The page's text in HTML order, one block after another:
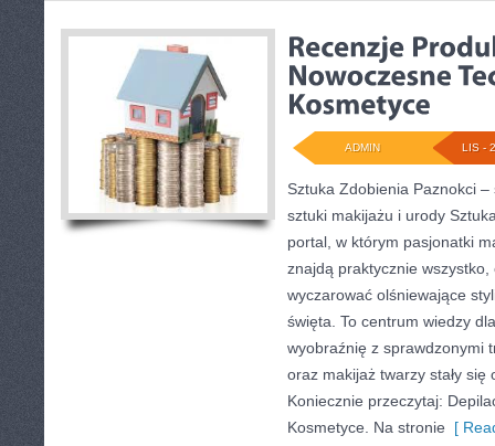
LIS -
ADMIN
Sztuka Zdobienia Paznokci
sztuki makijażu i urody
portal, w którym pasjonatki
znajdą praktycznie
wyczarować olśniewające
święta. To centrum wiedzy
wyobraźnię z sprawdzonymi
oraz makijaż twarzy stały
Koniecznie przeczytaj:
Kosmetyce. Na stronie [